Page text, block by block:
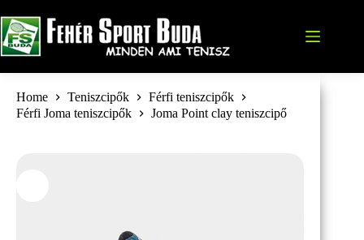
to
content
Home Teniszcipők
Férfi teniszcipők
Férfi Joma teniszcipők
Joma Point clay teniszcipő